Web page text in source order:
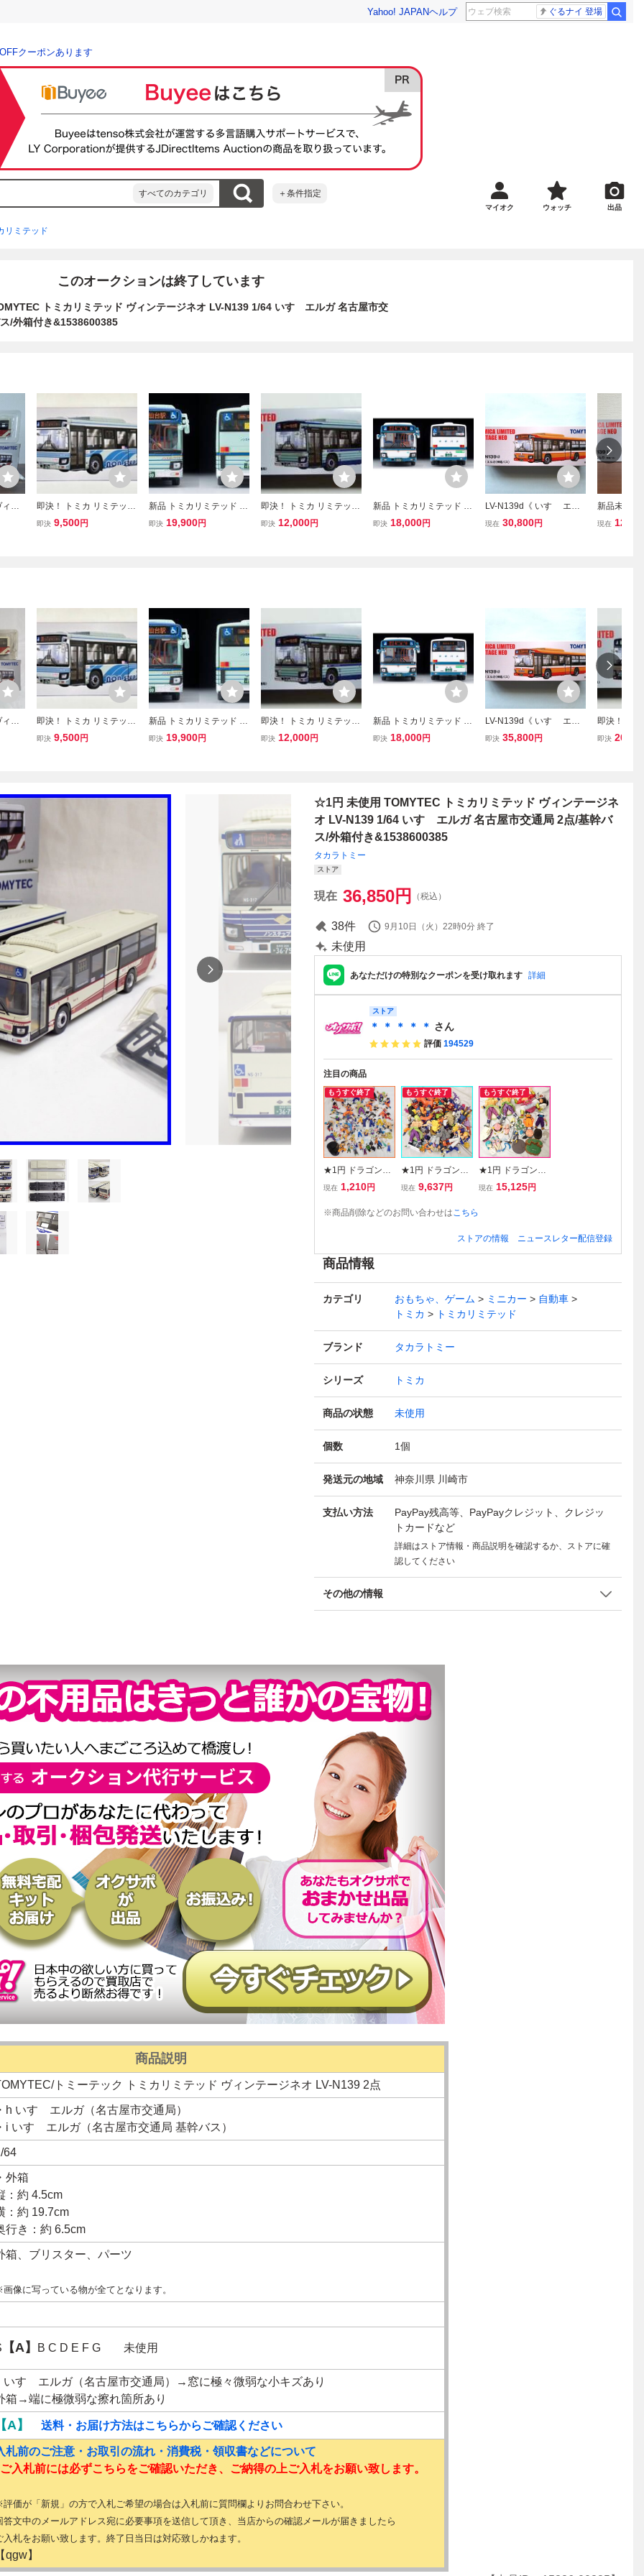
Yahoo! JAPANヘルプ ぐるナイ 登場
クーポンあります
すべてのカテゴリ ＋条件指定
マイオク ウォッチ 出品
リミテッド
このオークションは終了しています
トミカリミテッド ヴィンテージネオ LV-N139 1/64 いすゞエルガ 名古屋市交
/外箱付き&1538600385
ン
即決！ トミカ リミテッド
ヴィンテージ ネオ LV-N1
即決 9,500円
新品 トミカリミテッド ヴ
ィンテージ いすゞ エルガ
即決 19,900円
即決！ トミカ リミテッド
ヴィンテージ ネオ LV-N1
即決 12,000円
新品 トミカリミテッド ヴ
ィンテージ いすゞエルガ
即決 18,000円
LV-N139d《 いすゞ エル
ガ（ 神姫バス ）S=1/64
現在 30,800円
新品未使用
トミカ リ
現在
ン
即決！ トミカ リミテッド
ヴィンテージ ネオ LV-N1
即決 9,500円
新品 トミカリミテッド ヴ
ィンテージ いすゞ エルガ
即決 19,900円
即決！ トミカ リミテッド
ヴィンテージ ネオ LV-N1
即決 12,000円
新品 トミカリミテッド ヴ
ィンテージ いすゞエルガ
即決 18,000円
LV-N139d《 いすゞ エル
ガ（ 神姫バス ）S=1/64
即決 35,800円
即決！ ト
ヴィンテー
即決
☆1円 未使用 TOMYTEC トミカリミテッド ヴィンテージネ
オ LV-N139 1/64 いすゞエルガ 名古屋市交通局 2点/基幹バ
ス/外箱付き&1538600385
タカラトミー
ストア
現在 36,850円 （税込）
38件 9月10日（火）22時0分 終了
未使用
あなただけの特別なクーポンを受け取れます 詳細
ストア
＊ ＊ ＊ ＊ ＊ さん
評価 194529
注目の商品
もうすぐ終了
★1円 ドラゴンボ
ール フィギュア
g/悟空/クリリン/ピ
現在 1,210円
もうすぐ終了
★1円 ドラゴンボ
ール フィギュア
超サイヤ人孫悟空
ビースト 他/まと
現在 9,637円
もうすぐ終了
★1円 ドラゴンボ
ール フィギュア
ーザ/人造人間18
現在 15,125円
※商品削除などのお問い合わせはこちら
ストアの情報 ニュースレター配信登録
商品情報
カテゴリ おもちゃ、ゲーム ミニカー
自動車
トミカ
トミカリミテッド
ブランド タカラトミー
シリーズ トミカ
商品の状態 未使用
個数 1個
発送元の地域 神奈川県 川崎市
支払い方法
PayPay残高等、PayPayクレジット、クレジッ
トカードなど
詳細はストア情報・商品説明を確認するか、ストアに確
認してください
その他の情報